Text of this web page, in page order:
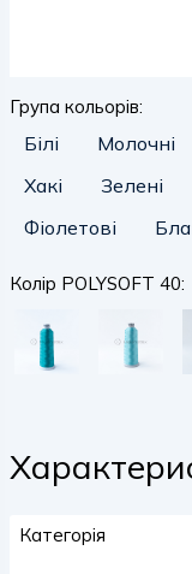
Група кольорів:
Білі Молочні
Хакі
Зелені
Фіолетові
Колір POLYSOFT 40:
Категорія